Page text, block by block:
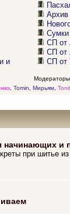
и
Архив
СП от
СП от
СП от
, Tomin Мирьям,
и
при шитье